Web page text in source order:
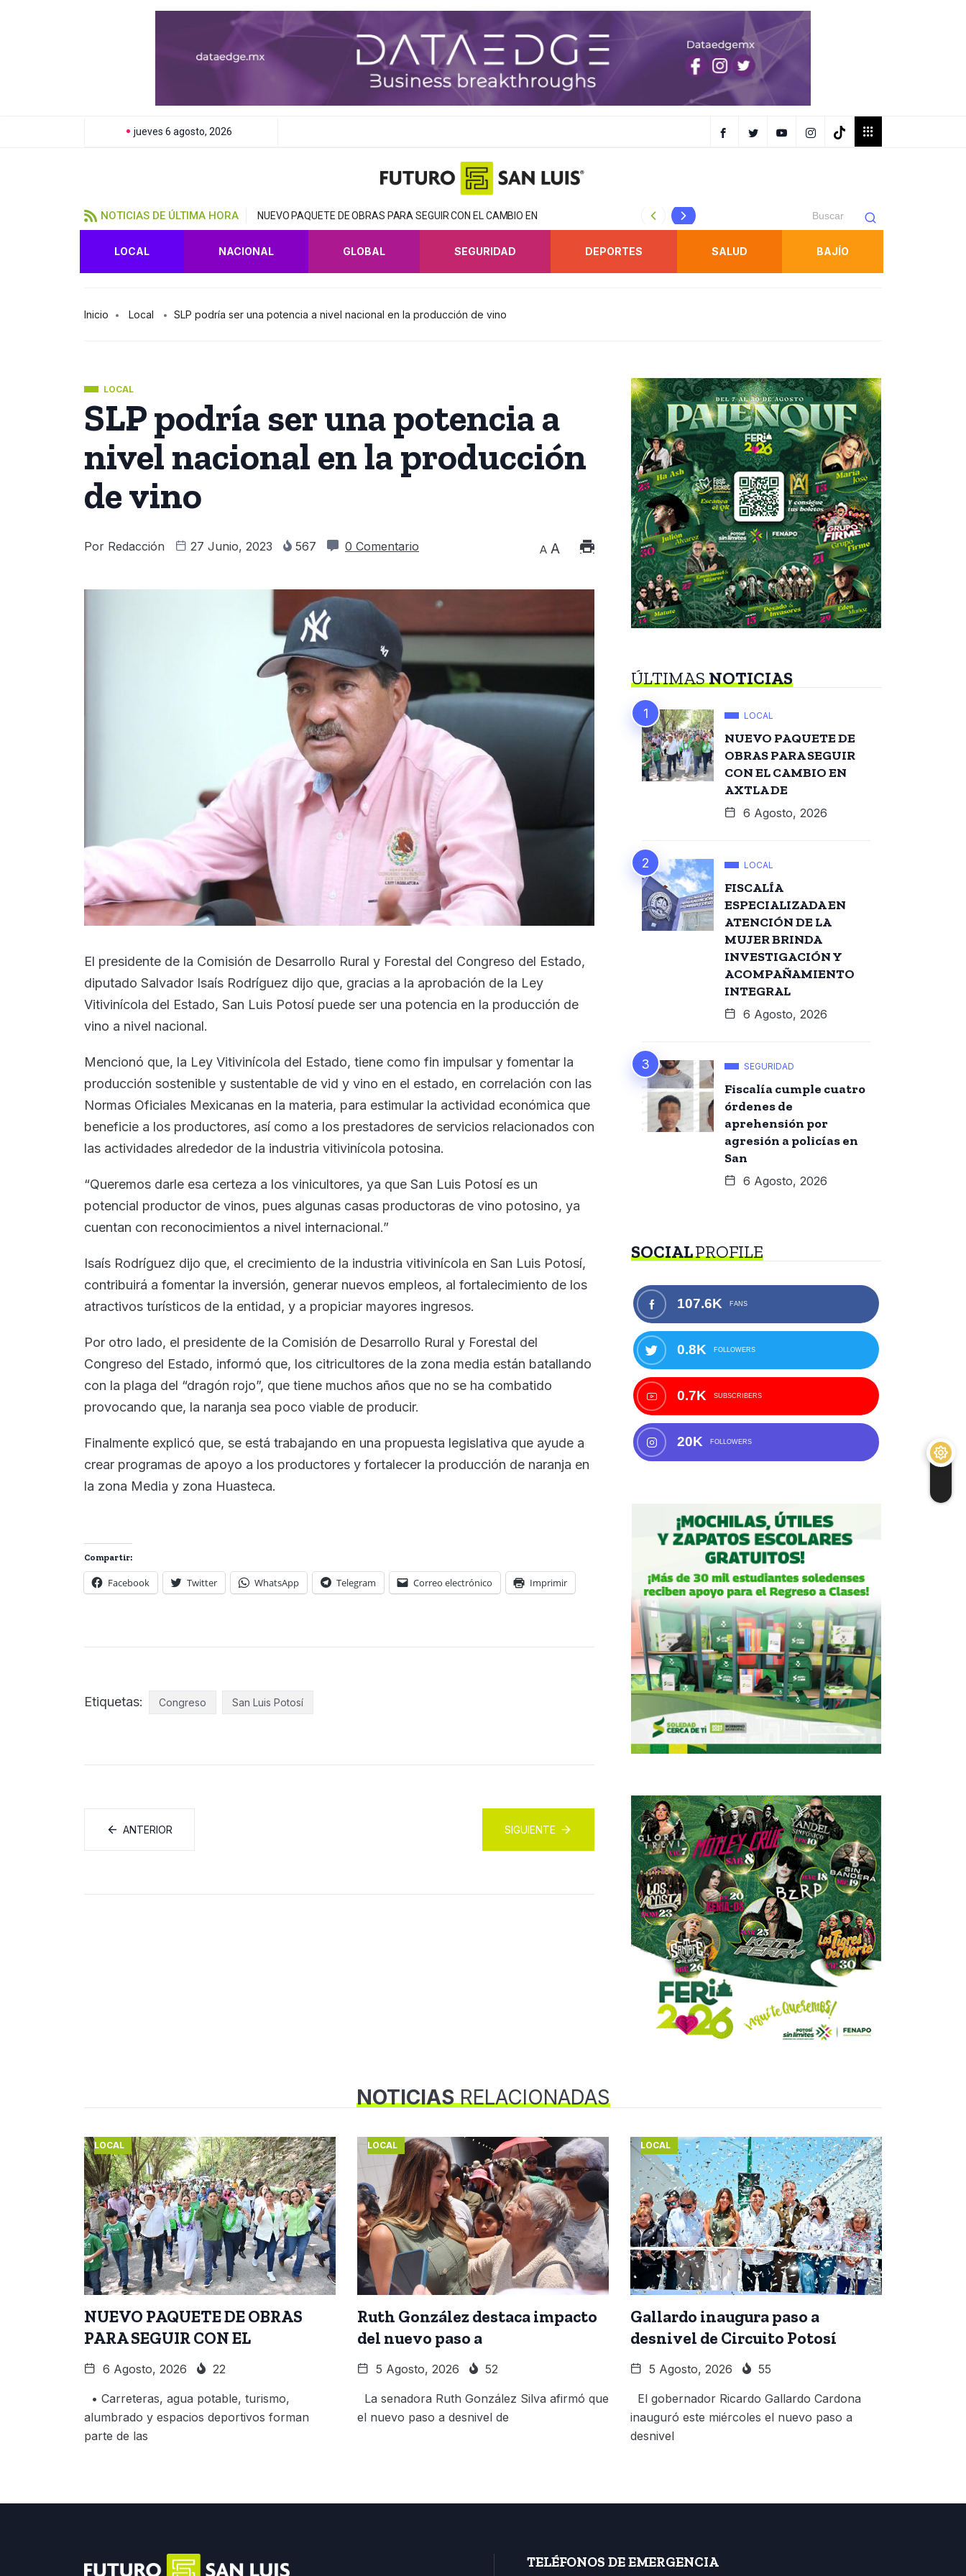
jueves 6 agosto, 2026
NOTICIAS DE ÚLTIMA HORA NUEVO PAQUETE DE OBRAS PARA SEGUIR CON EL CAMBIO EN FISCALÍA ESPECIALIZADA EN ATENCIÓN DE LA MUJER
LOCAL NACIONAL GLOBAL SEGURIDAD DEPORTES SALUD BAJÍO
Inicio Local SLP podría ser una potencia a nivel nacional en la producción de vino
LOCAL
SLP podría ser una potencia a
nivel nacional en la producción
de vino
Por Redacción 27 Junio, 2023 567 0 Comentario A A
El presidente de la Comisión de Desarrollo Rural y Forestal del Congreso del Estado,
diputado Salvador Isaís Rodríguez dijo que, gracias a la aprobación de la Ley
Vitivinícola del Estado, San Luis Potosí puede ser una potencia en la producción de
vino a nivel nacional.
Mencionó que, la Ley Vitivinícola del Estado, tiene como fin impulsar y fomentar la
producción sostenible y sustentable de vid y vino en el estado, en correlación con las
Normas Oficiales Mexicanas en la materia, para estimular la actividad económica que
beneficie a los productores, así como a los prestadores de servicios relacionados con
las actividades alrededor de la industria vitivinícola potosina.
“Queremos darle esa certeza a los vinicultores, ya que San Luis Potosí es un
potencial productor de vinos, pues algunas casas productoras de vino potosino, ya
cuentan con reconocimientos a nivel internacional.”
Isaís Rodríguez dijo que, el crecimiento de la industria vitivinícola en San Luis Potosí,
contribuirá a fomentar la inversión, generar nuevos empleos, al fortalecimiento de los
atractivos turísticos de la entidad, y a propiciar mayores ingresos.
Por otro lado, el presidente de la Comisión de Desarrollo Rural y Forestal del
Congreso del Estado, informó que, los citricultores de la zona media están batallando
con la plaga del “dragón rojo”, que tiene muchos años que no se ha combatido
provocando que, la naranja sea poco viable de producir.
Finalmente explicó que, se está trabajando en una propuesta legislativa que ayude a
crear programas de apoyo a los productores y fortalecer la producción de naranja en
la zona Media y zona Huasteca.
Compartir:
Facebook Twitter WhatsApp Telegram Correo electrónico Imprimir
Etiquetas: Congreso San Luis Potosí
ANTERIOR SIGUIENTE
ÚLTIMASNOTICIAS
LOCAL
NUEVO PAQUETE DE
OBRAS PARA SEGUIR
CON EL CAMBIO EN
AXTLA DE
6 Agosto, 2026
LOCAL
FISCALÍA
ESPECIALIZADA EN
ATENCIÓN DE LA
MUJER BRINDA
INVESTIGACIÓN Y
ACOMPAÑAMIENTO
INTEGRAL
6 Agosto, 2026
SEGURIDAD
Fiscalía cumple cuatro
órdenes de
aprehensión por
agresión a policías en
San
6 Agosto, 2026
SOCIALPROFILE
107.6K FANS
0.8K FOLLOWERS
0.7K SUBSCRIBERS
20K FOLLOWERS
NOTICIASRELACIONADAS
LOCAL
NUEVO PAQUETE DE OBRAS
PARA SEGUIR CON EL
6 Agosto, 2026 22
• Carreteras, agua potable, turismo,
alumbrado y espacios deportivos forman
parte de las
LOCAL
Ruth González destaca impacto
del nuevo paso a
5 Agosto, 2026 52
La senadora Ruth González Silva afirmó que
el nuevo paso a desnivel de
LOCAL
Gallardo inaugura paso a
desnivel de Circuito Potosí
5 Agosto, 2026 55
El gobernador Ricardo Gallardo Cardona
inauguró este miércoles el nuevo paso a
desnivel
TELÉFONOS DE EMERGENCIA